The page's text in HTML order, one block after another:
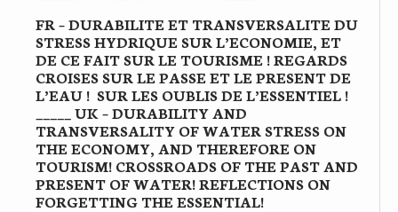
FR – DURABILITE ET TRANSVERSALITE DU
STRESS HYDRIQUE SUR L’ECONOMIE, ET
DE CE FAIT SUR LE TOURISME ! REGARDS
CROISES SUR LE PASSE ET LE PRESENT DE
L’EAU ! SUR LES OUBLIS DE L’ESSENTIEL !
_____ UK – DURABILITY AND
TRANSVERSALITY OF WATER STRESS ON
THE ECONOMY, AND THEREFORE ON
TOURISM! CROSSROADS OF THE PAST AND
PRESENT OF WATER! REFLECTIONS ON
FORGETTING THE ESSENTIAL!